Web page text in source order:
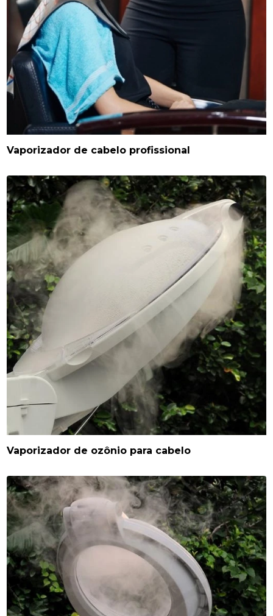
Vaporizador de cabelo profissional
Vaporizador de ozônio para cabelo